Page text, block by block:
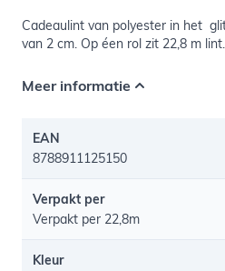
Cadeaulint van polyester in het
van 2 cm. Op éen rol zit 22,8 m lint.
Meer informatie
EAN
8788911125150
Verpakt per
Verpakt per 22,8m
Kleur